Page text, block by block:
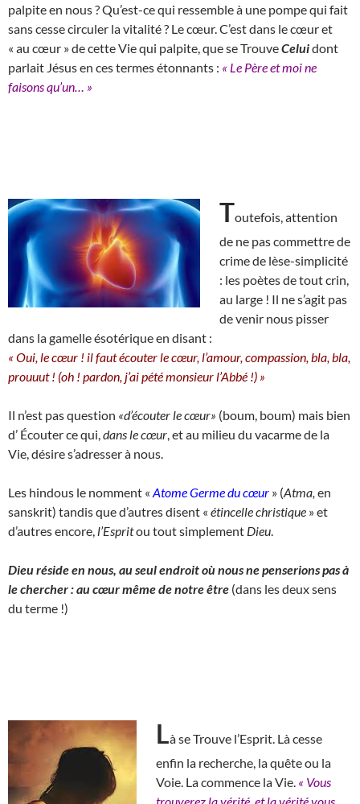
palpite en nous ? Qu’est-ce qui ressemble à une pompe qui fait
sans cesse circuler la vitalité ? Le cœur. C’est dans le cœur et
« au cœur » de cette Vie qui palpite, que se TrouveCeluidont
parlait Jésus en ces termes étonnants : « Le Père et moi ne
faisons qu’un… »
Toutefois, attention
de ne pas commettre de
crime de lèse-simplicité
: les poètes de tout crin,
au large ! Il ne s’agit pas
de venir nous pisser
dans la gamelle ésotérique en disant :
« Oui, le cœur ! il faut écouter le cœur, l’amour, compassion, bla, bla,
prouuut ! (oh ! pardon, j’ai pété monsieur l’Abbé !) »
Il n’est pas question «d’écouter le cœur» (boum, boum) mais bien
d’ Écouter ce qui, dans le cœur , et au milieu du vacarme de la
Vie, désire s’adresser à nous.
Les hindous le nomment « Atome Germe du cœur » (Atma, en
sanskrit) tandis que d’autres disent « étincelle christique » et
d’autres encore, l’Espritou tout simplement Dieu
Dieu réside en nous, au seul endroit où nous ne penserions pas à
le chercher : au cœur même de notre être (dans les deux sens
du terme !)
Là se Trouve l’Esprit. Là cesse
enfin la recherche, la quête ou la
Voie. La commence la Vie. « Vous
trouverez la vérité, et la vérité vous